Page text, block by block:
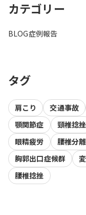
カテゴリー
BLOG症例報告
タグ
肩こり 交通事故
顎関節症
頸椎捻挫
眼精疲労
腰椎分
胸郭出口症候群
腰椎捻挫